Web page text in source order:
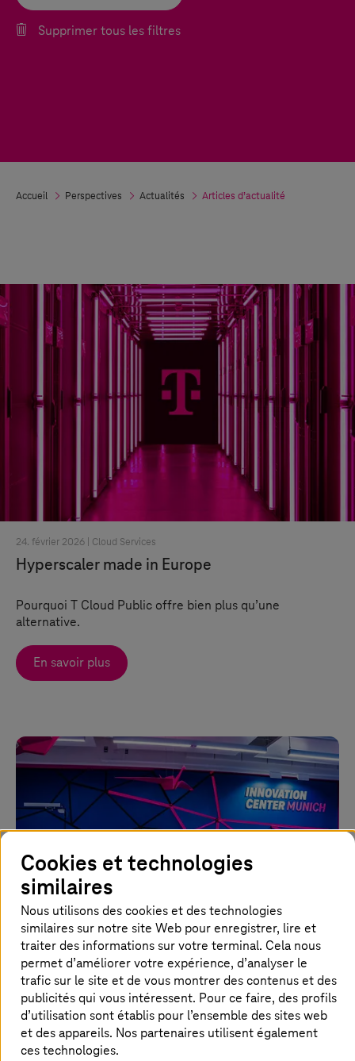
Supprimer tous les filtres
Accueil Perspectives Actualités Articles d’actualité
24. février 2026 | Cloud Services
Hyperscaler made in Europe
Pourquoi T Cloud Public offre bien plus qu’une
alternative.
En savoir plus
23. février 2026 | Strategy and Consulting
L’innovation à portée de main
Le Centre d’Innovation deT-Systemsa officiellement
ouvert ses portes sur la Marsplatz de Munich.
Cookies et technologies
similaires
Nous utilisons des cookies et des technologies
similaires sur notre site Web pour enregistrer, lire et
traiter des informations sur votre terminal. Cela nous
permet d’améliorer votre expérience, d’analyser le
trafic sur le site et de vous montrer des contenus et des
publicités qui vous intéressent. Pour ce faire, des profils
d’utilisation sont établis pour l’ensemble des sites web
et des appareils. Nos partenaires utilisent également
ces technologies.